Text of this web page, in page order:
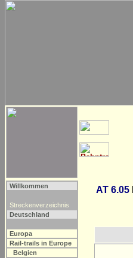
Willkommen
Streckenverzeichnis
Deutschland
Europa
Rail-trails in Europe
Belgien
AT 6.05